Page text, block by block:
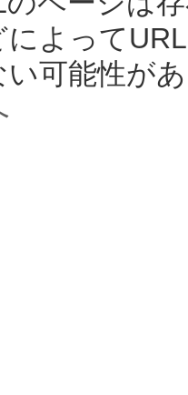
よって
い可能性が